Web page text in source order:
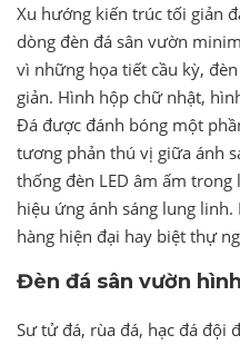
Xu hướng kiến trúc tối giản
dòng đèn đá sân vườn
vì những họa tiết cầu kỳ,
giản. Hình hộp chữ nhật,
Đá được đánh bóng một
tương phản thú vị giữa ánh
thống đèn LED âm ấm
hiệu ứng ánh sáng lung
hàng hiện đại hay biệt thự
Đèn đá sân vườn
Sư tử đá, rùa đá, hạc đá đội